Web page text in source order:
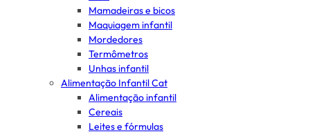
Mamadeiras e bicos
Maquiagem infantil
Mordedores
Termômetros
Unhas infantil
Alimentação Infantil Cat
Alimentação infantil
Cereais
Leites e fórmulas